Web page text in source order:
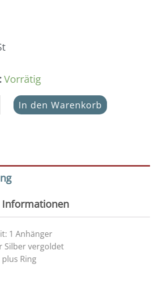
Vorrätig
In den Warenkorb
Informationen
1 Anhänger
Silber vergoldet
Ring